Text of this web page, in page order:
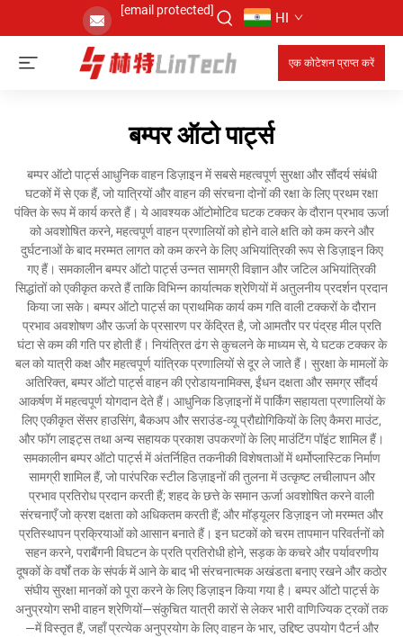
[email protected] HI
एक कोटेशन प्राप्त करें
बम्पर ऑटो पार्ट्स
बम्पर ऑटो पार्ट्स आधुनिक वाहन डिज़ाइन में सबसे महत्वपूर्ण सुरक्षा और सौंदर्य संबंधी
घटकों में से एक हैं, जो यात्रियों और वाहन की संरचना दोनों की रक्षा के लिए प्रथम रक्षा
पंक्ति के रूप में कार्य करते हैं। ये आवश्यक ऑटोमोटिव घटक टक्कर के दौरान प्रभाव ऊर्जा
को अवशोषित करने, महत्वपूर्ण वाहन प्रणालियों को होने वाले क्षति को कम करने और
दुर्घटनाओं के बाद मरम्मत लागत को कम करने के लिए अभियांत्रिकी रूप से डिज़ाइन किए
गए हैं। समकालीन बम्पर ऑटो पार्ट्स उन्नत सामग्री विज्ञान और जटिल अभियांत्रिकी
सिद्धांतों को एकीकृत करते हैं ताकि विभिन्न कार्यात्मक श्रेणियों में अतुलनीय प्रदर्शन प्रदान
किया जा सके। बम्पर ऑटो पार्ट्स का प्राथमिक कार्य कम गति वाली टक्करों के दौरान
प्रभाव अवशोषण और ऊर्जा के प्रसारण पर केंद्रित है, जो आमतौर पर पंद्रह मील प्रति
घंटा से कम की गति पर होती हैं। नियंत्रित ढंग से कुचलने के माध्यम से, ये घटक टक्कर के
बल को यात्री कक्ष और महत्वपूर्ण यांत्रिक प्रणालियों से दूर ले जाते हैं। सुरक्षा के मामलों के
अतिरिक्त, बम्पर ऑटो पार्ट्स वाहन की एरोडायनामिक्स, ईंधन दक्षता और समग्र सौंदर्य
आकर्षण में महत्वपूर्ण योगदान देते हैं। आधुनिक डिज़ाइनों में पार्किंग सहायता प्रणालियों के
लिए एकीकृत सेंसर हाउसिंग, बैकअप और सराउंड-व्यू प्रौद्योगिकियों के लिए कैमरा माउंट,
और फॉग लाइट्स तथा अन्य सहायक प्रकाश उपकरणों के लिए माउंटिंग पॉइंट शामिल हैं।
समकालीन बम्पर ऑटो पार्ट्स में अंतर्निहित तकनीकी विशेषताओं में थर्मोप्लास्टिक निर्माण
सामग्री शामिल हैं, जो पारंपरिक स्टील डिज़ाइनों की तुलना में उत्कृष्ट लचीलापन और
प्रभाव प्रतिरोध प्रदान करती हैं; शहद के छत्ते के समान ऊर्जा अवशोषित करने वाली
संरचनाएँ जो क्रश दक्षता को अधिकतम करती हैं; और मॉड्यूलर डिज़ाइन जो मरम्मत और
प्रतिस्थापन प्रक्रियाओं को आसान बनाते हैं। इन घटकों को चरम तापमान परिवर्तनों को
सहन करने, पराबैंगनी विघटन के प्रति प्रतिरोधी होने, सड़क के कचरे और पर्यावरणीय
दूषकों के वर्षों तक के संपर्क में आने के बाद भी संरचनात्मक अखंडता बनाए रखने और कठोर
संघीय सुरक्षा मानकों को पूरा करने के लिए डिज़ाइन किया गया है। बम्पर ऑटो पार्ट्स के
अनुप्रयोग सभी वाहन श्रेणियों—संकुचित यात्री कारों से लेकर भारी वाणिज्यिक ट्रकों तक
—में विस्तृत हैं, जहाँ प्रत्येक अनुप्रयोग के लिए वाहन के भार, उद्दिष्ट उपयोग पैटर्न और